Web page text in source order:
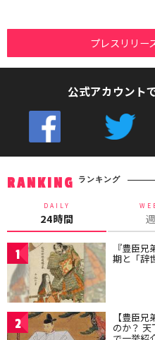
プレスリリー
公式アカウント
RANKING ランキング
DAILY
24時間
1 『豊臣
期と「辞
2 【豊臣
のか？